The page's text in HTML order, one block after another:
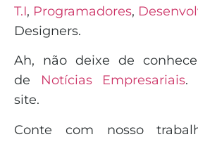
T.I, Programadores,
Designers.
Ah, não deixe de
de
Notícias Empresariais.
site.
Conte com nosso